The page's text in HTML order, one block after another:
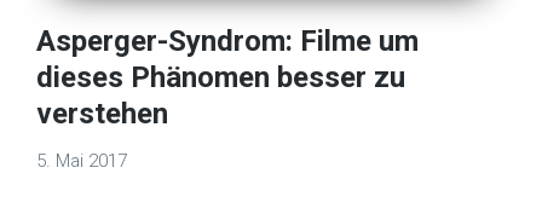
Asperger-Syndrom: Filme um
dieses Phänomen besser zu
verstehen
5. Mai 2017